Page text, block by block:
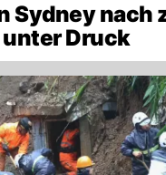
Sydney nach
Druck